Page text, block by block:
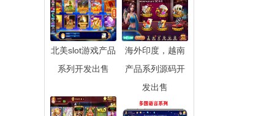
北美slot游戏产品
系列开发出售
海外印度，越南
产品系列源码开
发出售